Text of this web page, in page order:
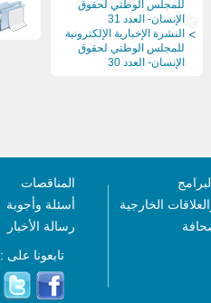
للمجلس الوطتي لحقوق
الإنسان- العدد 31
النشرة الإخبارية الإلكترونية
للمجلس الوطتي لحقوق
الإنسان- العدد 30
الخارجية
المناقصات
أسئلة وأجوبة
رسالة الأخبار
تابعونا على :